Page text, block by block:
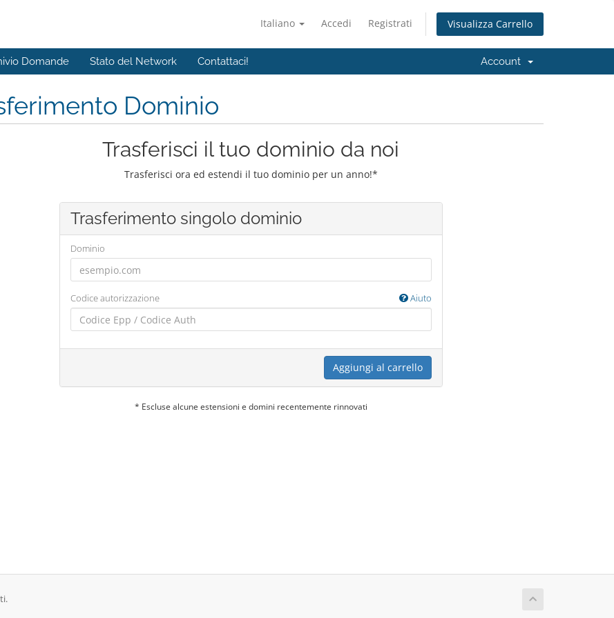
Italiano Accedi Registrati Visualizza Carrello
Domande Stato del Network Contattaci! Account
Dominio
Trasferisci il tuo dominio da noi
Trasferisci ora ed estendi il tuo dominio per un anno!*
Trasferimento singolo dominio
Dominio
Codice autorizzazione Aiuto
Aggiungi al carrello
* Escluse alcune estensioni e domini recentemente rinnovati